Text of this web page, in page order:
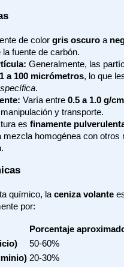
de color gris oscuro a
la fuente de carbón.
Generalmente, las
1 a 100 micrómetros, lo que
.
Varía entre 0.5 a 1.0 g/
y transporte.
es finamente
mezcla homogénea con otros
químico, laceniza volante
por:
Porcentaje
50-60%
20-30%